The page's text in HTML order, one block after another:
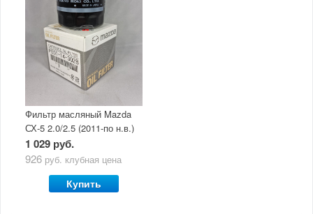
Фильтр масляный Mazda
СХ-5 2.0/2.5 (2011-по н.в.)
1 029 руб.
926 руб. клубная цена
Купить